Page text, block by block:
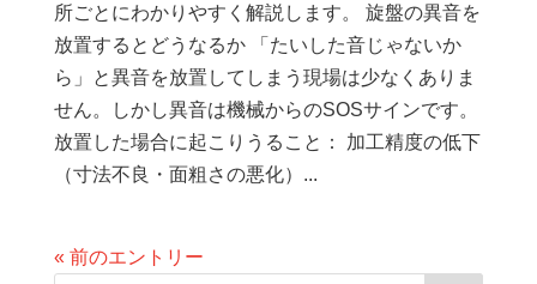
所ごとにわかりやすく解説します。 旋盤の異音を
放置するとどうなるか 「たいした音じゃないか
ら」と異音を放置してしまう現場は少なくありま
せん。しかし異音は機械からのSOSサインです。
放置した場合に起こりうること： 加工精度の低下
（寸法不良・面粗さの悪化）...
« 前のエントリー